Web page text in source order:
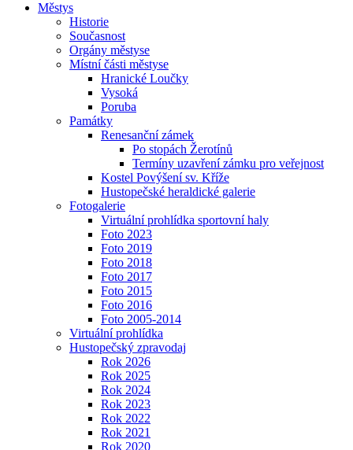
Městys
Historie
Současnost
Orgány městyse
Místní části městyse
Hranické Loučky
Vysoká
Poruba
Památky
Renesanční zámek
Po stopách Žerotínů
Termíny uzavření zámku pro veřejnost
Kostel Povýšení sv. Kříže
Hustopečské heraldické galerie
Fotogalerie
Virtuální prohlídka sportovní haly
Foto 2023
Foto 2019
Foto 2018
Foto 2017
Foto 2015
Foto 2016
Foto 2005-2014
Virtuální prohlídka
Hustopečský zpravodaj
Rok 2026
Rok 2025
Rok 2024
Rok 2023
Rok 2022
Rok 2021
Rok 2020